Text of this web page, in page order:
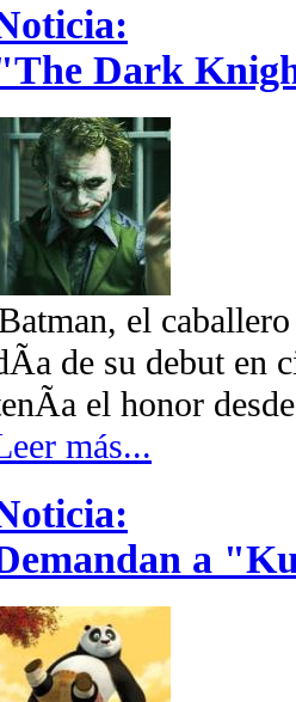
Dark
el
de su debut en
el honor
más...
a